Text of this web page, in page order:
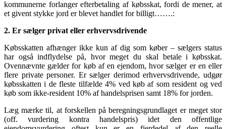
kommunerne forlanger efterbetaling af købsskat, fordi de mener, at
et givent stykke jord er blevet handlet for billigt…….:
2. Er sælger privat eller erhvervsdrivende
Købsskatten afhænger ikke kun af dig som køber – sælgers status
har også indflydelse på, hvor meget du skal betale i købsskat.
Ovennævnte gælder for køb af en ejendom, hvor sælger er en eller
flere private personer. Er sælger derimod erhvervsdrivende, udgør
købsskatten i de fleste tilfælde 4% ved køb af som resident og ved
køb som ikke-resident 10% af handelsprisen samt 18% for jorden.
Læg mærke til, at forskellen på beregningsgrundlaget er meget stor
(off. vurdering kontra handelspris) idet den offentlige